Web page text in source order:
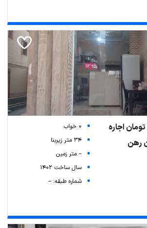
0 خواب
34 متر زیربنا
-- متر زمین
سال ساخت 1402
شماره طبقه: --